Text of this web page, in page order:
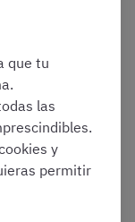
nivel
más
es una
y
que tu
las
y
permitir